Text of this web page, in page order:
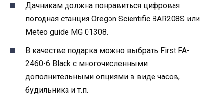
Дачникам должна понравиться цифровая
погодная станция Oregon Scientific BAR208S или
Meteo guide MG 01308.
В качестве подарка можно выбрать First FA-
2460-6 Black с многочисленными
дополнительными опциями в виде часов,
будильника и т.п.